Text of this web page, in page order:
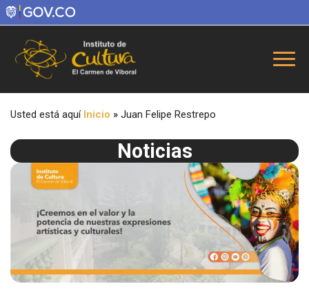
Usted está aquí Inicio » Juan Felipe Restrepo
Noticias